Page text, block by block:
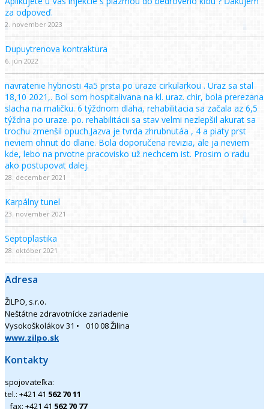
za odpoveď.
2. november 2023
Dupuytrenova kontraktura
6. jún 2022
navratenie hybnosti 4a5 prsta po uraze cirkularkou . Uraz sa stal
18,10 2021,. Bol som hospitalivana na kl. uraz. chir, bola prerezana
slacha na maličku. 6 týždnom dlaha, rehabilitacia sa začala az 6,5
týždna po uraze. po. rehabilitácii sa stav velmi nezlepšil akurat sa
trochu zmenšil opuch.Jazva je tvrda zhrubnutáa , 4 a piaty prst
neviem ohnut do dlane. Bola doporučena revizia, ale ja neviem
kde, lebo na prvotne pracovisko už nechcem ist. Prosim o radu
ako postupovat dalej.
28. december 2021
Karpálny tunel
23. november 2021
Septoplastika
28. október 2021
Adresa
ŽILPO, s.r.o.
Neštátne zdravotnícke zariadenie
Vysokoškolákov 31 • 010 08 Žilina
www.zilpo.sk
Kontakty
spojovateľka:
tel.: +421 41 562 70 11
fax: +421 41 562 70 77